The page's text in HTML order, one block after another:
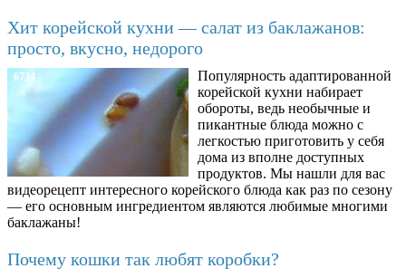
Хит корейской кухни — салат из баклажанов:
просто, вкусно, недорого
6734
Популярность адаптированной
корейской кухни набирает
обороты, ведь необычные и
пикантные блюда можно с
легкостью приготовить у себя
дома из вполне доступных
продуктов. Мы нашли для вас
видеорецепт интересного корейского блюда как раз по сезону
— его основным ингредиентом являются любимые многими
баклажаны!
Почему кошки так любят коробки?